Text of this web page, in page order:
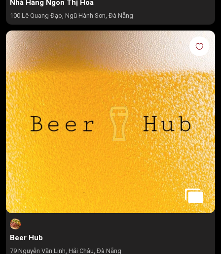
Nhà Hàng Ngon Thị Hoa
100 Lê Quang Đạo, Ngũ Hành Sơn, Đà Nẵng
Beer Hub
79 Nguyễn Văn Linh, Hải Châu, Đà Nẵng